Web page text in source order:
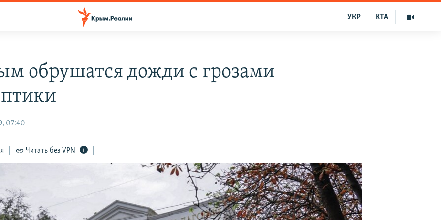
КТА
УКР
обрушатся дожди с грозами
07:40
Читать без VPN